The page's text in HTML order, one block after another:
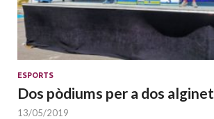
ESPORTS
Dos pòdiums per a dos
13/05/2019